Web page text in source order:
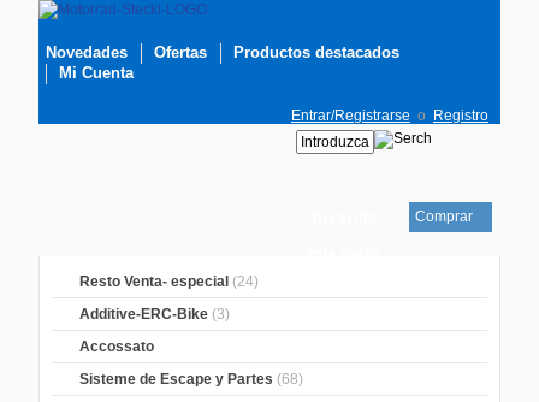
Novedades Ofertas
Productos destacados
Mi Cuenta
Entrar/Registrarse o Registro
Comprar
Resto Venta- especial (24)
Additive-ERC-Bike (3)
Accossato
Sisteme de Escape y Partes (68)